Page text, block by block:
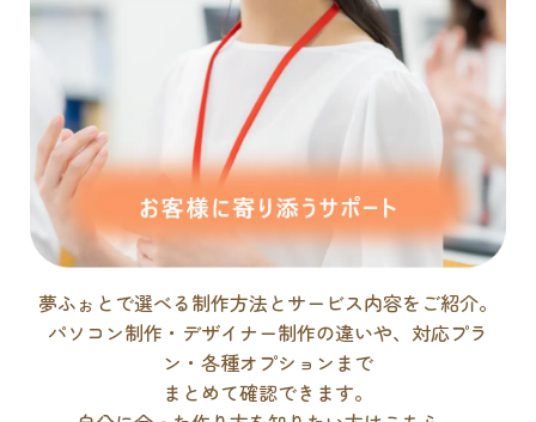
夢ふぉとで選べる制作方法とサービス内容をご紹介。
パソコン制作・デザイナー制作の違いや、対応プラ
ン・各種オプションまで
まとめて確認できます。